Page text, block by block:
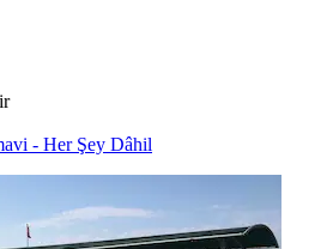
- Her Şey Dâhil